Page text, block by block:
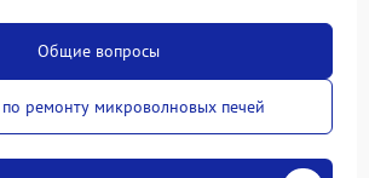
Общие вопросы
ремонту микроволновых печей